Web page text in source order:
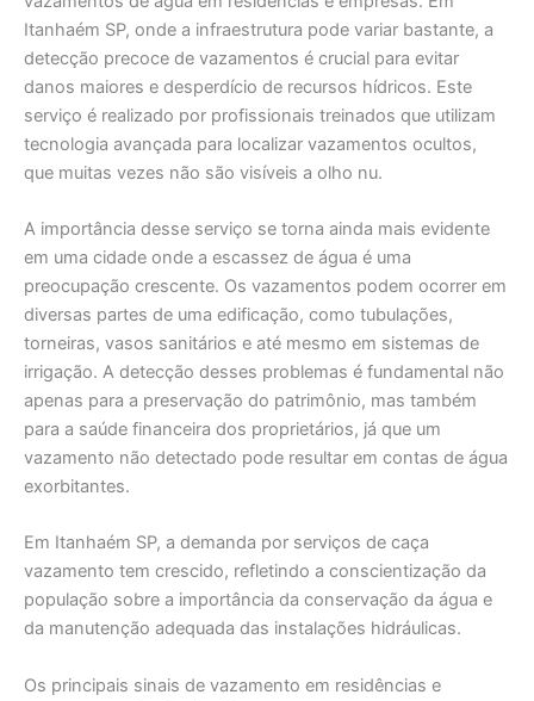
Itanhaém SP, onde a infraestrutura pode variar bastante, a
detecção precoce de vazamentos é crucial para evitar
danos maiores e desperdício de recursos hídricos. Este
serviço é realizado por profissionais treinados que utilizam
tecnologia avançada para localizar vazamentos ocultos,
que muitas vezes não são visíveis a olho nu.
A importância desse serviço se torna ainda mais evidente
em uma cidade onde a escassez de água é uma
preocupação crescente. Os vazamentos podem ocorrer em
diversas partes de uma edificação, como tubulações,
torneiras, vasos sanitários e até mesmo em sistemas de
irrigação. A detecção desses problemas é fundamental não
apenas para a preservação do patrimônio, mas também
para a saúde financeira dos proprietários, já que um
vazamento não detectado pode resultar em contas de água
exorbitantes.
Em Itanhaém SP, a demanda por serviços de caça
vazamento tem crescido, refletindo a conscientização da
população sobre a importância da conservação da água e
da manutenção adequada das instalações hidráulicas.
Os principais sinais de vazamento em residências e